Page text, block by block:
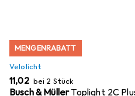
MENGENRABATT
Velolicht
EUR
11,02 bei 2 Stück
Busch & MüllerToplight 2C